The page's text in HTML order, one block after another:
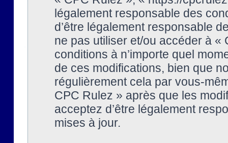
légalement responsable des
d’être légalement responsable
ne pas utiliser et/ou accéder à
conditions à n’importe quel
de ces modifications, bien que
régulièrement cela par vous-
CPC Rulez » après que les
acceptez d’être légalement
mises à jour.